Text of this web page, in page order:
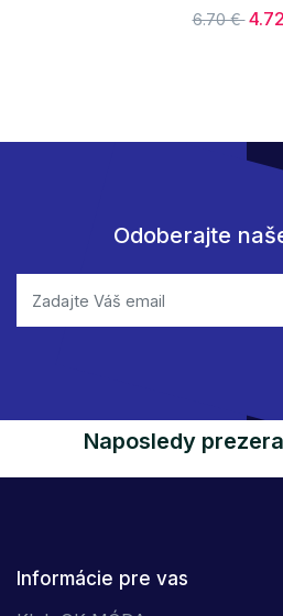
6.70 €
Odoberajte
Naposledy
Informácie pre vas